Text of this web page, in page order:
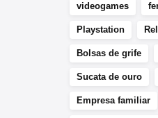
videogames
Playstation
Bolsas de grife
Sucata de ouro
Empresa familiar